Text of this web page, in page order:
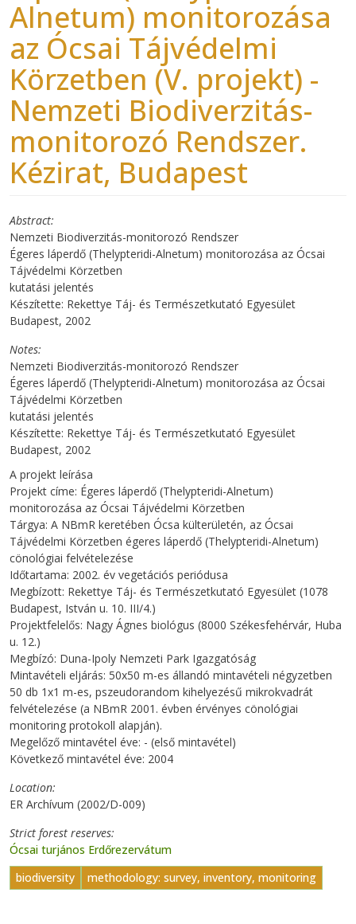
Alnetum) monitorozása
az Ócsai Tájvédelmi
Körzetben (V. projekt) -
Nemzeti Biodiverzitás-
monitorozó Rendszer.
Kézirat, Budapest
Abstract
Nemzeti Biodiverzitás-monitorozó Rendszer
Égeres láperdő (Thelypteridi-Alnetum) monitorozása az Ócsai
Tájvédelmi Körzetben
kutatási jelentés
Készítette: Rekettye Táj- és Természetkutató Egyesület
Budapest, 2002
Notes
Nemzeti Biodiverzitás-monitorozó Rendszer
Égeres láperdő (Thelypteridi-Alnetum) monitorozása az Ócsai
Tájvédelmi Körzetben
kutatási jelentés
Készítette: Rekettye Táj- és Természetkutató Egyesület
Budapest, 2002
A projekt leírása
Projekt címe: Égeres láperdő (Thelypteridi-Alnetum)
monitorozása az Ócsai Tájvédelmi Körzetben
Tárgya: A NBmR keretében Ócsa külterületén, az Ócsai
Tájvédelmi Körzetben égeres láperdő (Thelypteridi-Alnetum)
cönológiai felvételezése
Időtartama: 2002. év vegetációs periódusa
Megbízott: Rekettye Táj- és Természetkutató Egyesület (1078
Budapest, István u. 10. III/4.)
Projektfelelős: Nagy Ágnes biológus (8000 Székesfehérvár, Huba
u. 12.)
Megbízó: Duna-Ipoly Nemzeti Park Igazgatóság
Mintavételi eljárás: 50x50 m-es állandó mintavételi négyzetben
50 db 1x1 m-es, pszeudorandom kihelyezésű mikrokvadrát
felvételezése (a NBmR 2001. évben érvényes cönológiai
monitoring protokoll alapján).
Megelőző mintavétel éve: - (első mintavétel)
Következő mintavétel éve: 2004
Location
ER Archívum (2002/D-009)
Strict forest reserves
Ócsai turjános Erdőrezervátum
biodiversity
methodology: survey, inventory, monitoring